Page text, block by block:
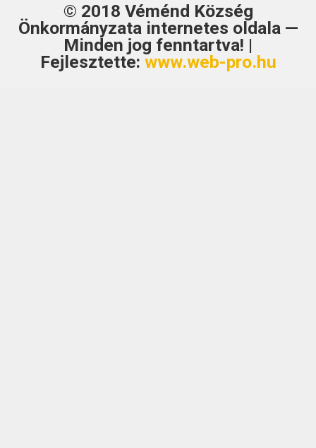
© 2018 Véménd Község
Önkormányzatainternetes oldala —
Minden jog fenntartva! |
Fejlesztette: www.web-pro.hu